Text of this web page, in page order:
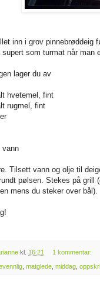
inn i grov pinnebrøddeig
supert som turmat når man
lager du av
hvetemel, fint
rugmel, fint
vann
Tilsett vann og olje til
pølsen. Stekes på grill
mens du steker over bål).
kl. 16:21 1 kommentar:
matglede middag